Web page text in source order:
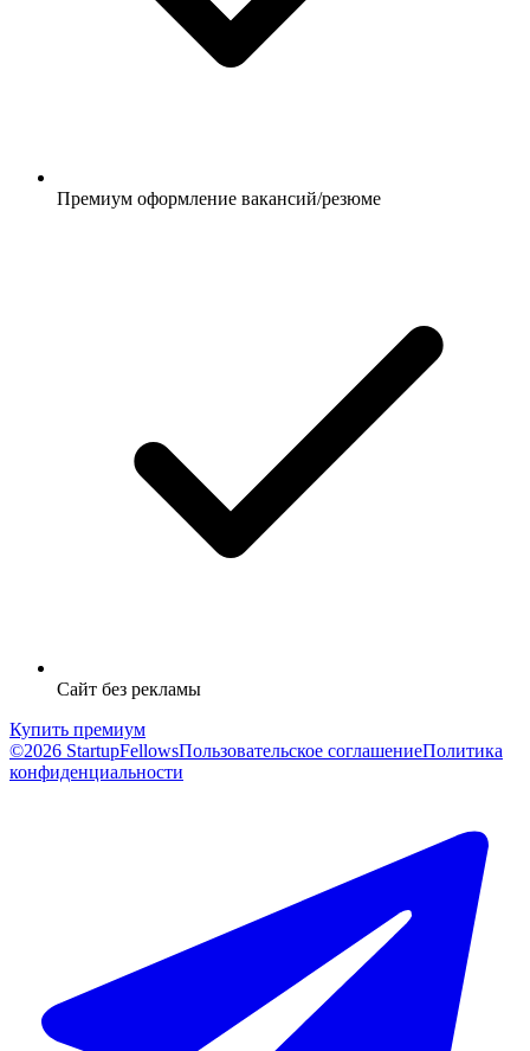
Премиум оформление вакансий/резюме
Сайт без рекламы
Купить премиум
©2026 StartupFellowsПользовательское соглашениеПолитика
конфиденциальности